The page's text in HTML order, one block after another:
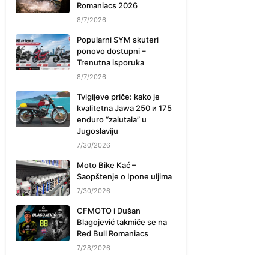
Romaniacs 2026
8/7/2026
Popularni SYM skuteri
ponovo dostupni –
Trenutna isporuka
8/7/2026
Tvigijeve priče: kako je
kvalitetna Jawa 250 и 175
enduro “zalutala” u
Jugoslaviju
7/30/2026
Moto Bike Kać –
Saopštenje o Ipone uljima
7/30/2026
CFMOTO i Dušan
Blagojević takmiče se na
Red Bull Romaniacs
7/28/2026